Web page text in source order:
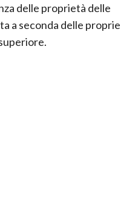
delle proprietà delle
a seconda delle proprie